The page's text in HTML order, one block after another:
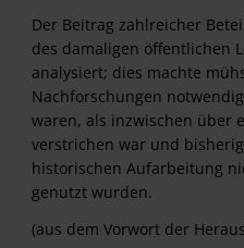
Der Beitrag zahlreicher
des damaligen öffentlichen
analysiert; dies machte
Nachforschungen
waren, als inzwischen über
verstrichen war und
historischen Aufarbeitung
genutzt wurden.
(aus dem Vorwort der